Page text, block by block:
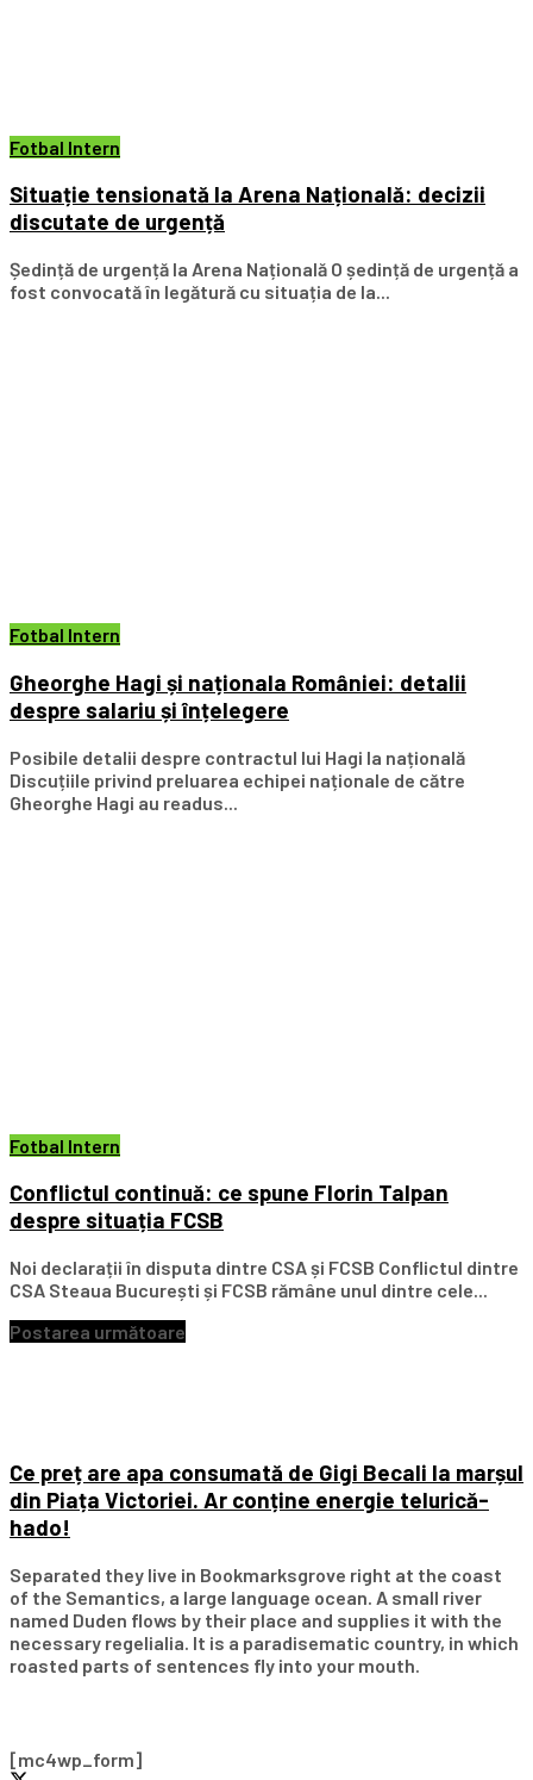
Fotbal Intern
Situație tensionată la Arena Națională: decizii
discutate de urgență
Ședință de urgență la Arena Națională O ședință de urgență a
fost convocată în legătură cu situația de la...
Fotbal Intern
Gheorghe Hagi și naționala României: detalii
despre salariu și înțelegere
Posibile detalii despre contractul lui Hagi la națională
Discuțiile privind preluarea echipei naționale de către
Gheorghe Hagi au readus...
Fotbal Intern
Conflictul continuă: ce spune Florin Talpan
despre situația FCSB
Noi declarații în disputa dintre CSA și FCSB Conflictul dintre
CSA Steaua București și FCSB rămâne unul dintre cele...
Postarea următoare
Ce preț are apa consumată de Gigi Becali la marșul
din Piața Victoriei. Ar conține energie telurică-
hado!
Separated they live in Bookmarksgrove right at the coast
of the Semantics, a large language ocean. A small river
named Duden flows by their place and supplies it with the
necessary regelialia. It is a paradisematic country, in which
roasted parts of sentences fly into your mouth.
[mc4wp_form]